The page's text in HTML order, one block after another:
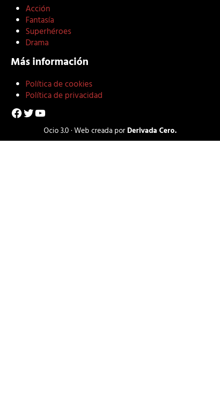
Acción
Fantasía
Superhéroes
Drama
Más información
Política de cookies
Política de privacidad
Facebook
Twitter
YouTube
Ocio 3.0 · Web creada por Derivada Cero.